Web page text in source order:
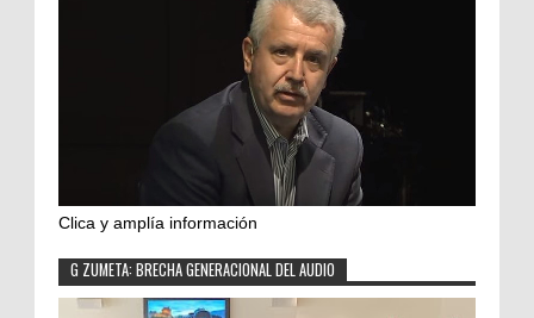
Clica y amplía información
G ZUMETA: BRECHA GENERACIONAL DEL AUDIO